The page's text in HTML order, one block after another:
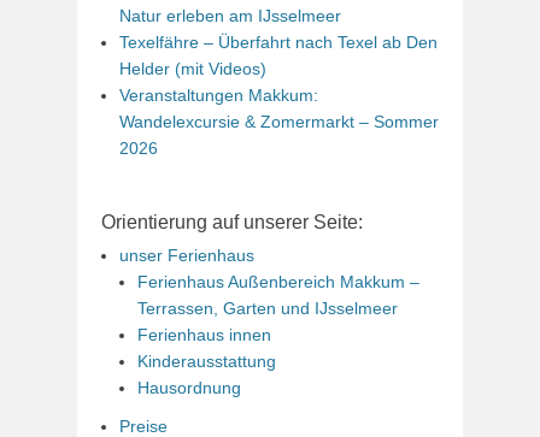
Natur erleben am IJsselmeer
Texelfähre – Überfahrt nach Texel ab Den
Helder (mit Videos)
Veranstaltungen Makkum:
Wandelexcursie & Zomermarkt – Sommer
2026
Orientierung auf unserer Seite:
unser Ferienhaus
Ferienhaus Außenbereich Makkum –
Terrassen, Garten und IJsselmeer
Ferienhaus innen
Kinderausstattung
Hausordnung
Preise